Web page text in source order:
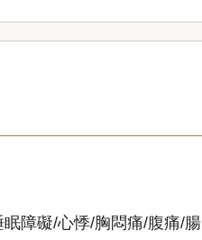
障礙/心悸/胸悶痛/腹痛/腸